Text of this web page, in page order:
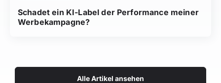
Schadet ein KI-Label der Performance meiner
Werbekampagne?
Alle Artikel ansehen